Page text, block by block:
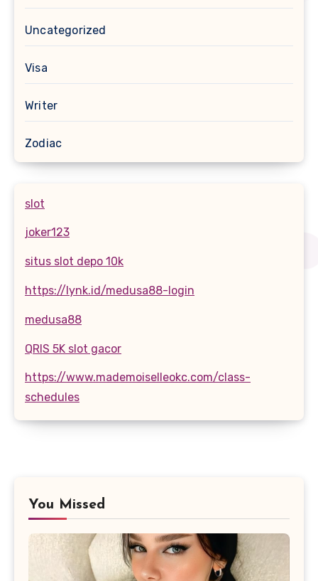
Uncategorized
Visa
Writer
Zodiac
slot
joker123
situs slot depo 10k
https://lynk.id/medusa88-login
medusa88
QRIS 5K slot gacor
https://www.mademoiselleokc.com/class-
schedules
You Missed